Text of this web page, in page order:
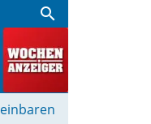
search